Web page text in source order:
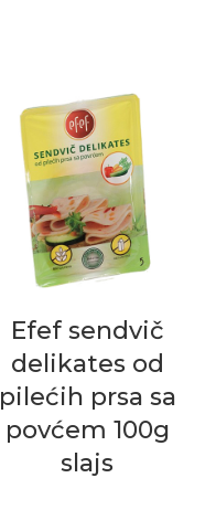
Efef sendvič
delikates od
pilećih prsa sa
povćem 100g
slajs